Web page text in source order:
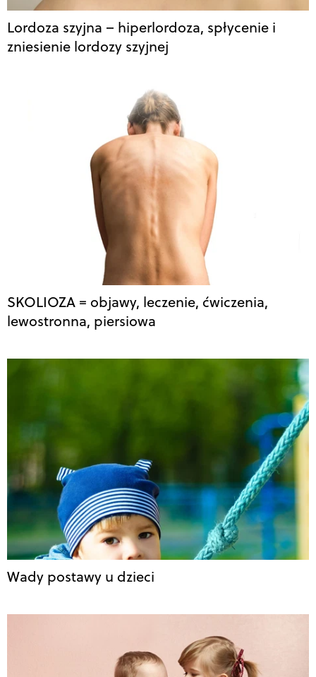
Lordoza szyjna – hiperlordoza, spłycenie i
zniesienie lordozy szyjnej
SKOLIOZA = objawy, leczenie, ćwiczenia,
lewostronna, piersiowa
Wady postawy u dzieci